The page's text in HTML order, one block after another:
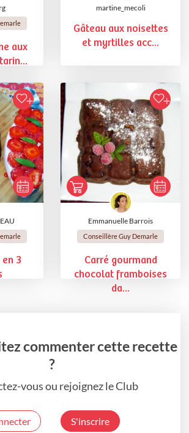
aux
martine_mecoli
Gâteau aux noisettes
et myrtilles acc...
3
Emmanuelle Barrois
Conseillère Guy Demarle
Carré gourmand
chocolat framboises
da...
commenter cette recette
?
vous ou rejoignez le Club
S'inscrire